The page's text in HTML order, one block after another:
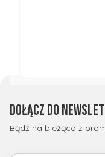
Dołącz do
Bądź na bieżąco z